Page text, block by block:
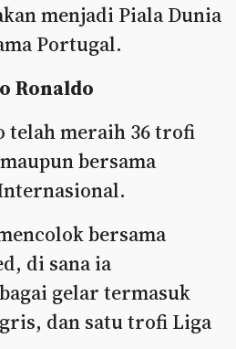
menjadi Piala Dunia
Portugal.
Ronaldo
telah meraih 36 trofi
bersama
bersama
di sana ia
gelar termasuk
dan satu trofi Liga